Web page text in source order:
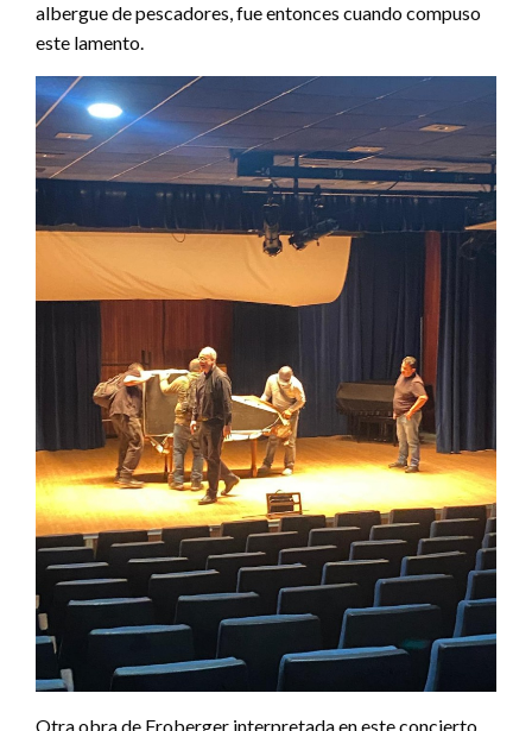
albergue de pescadores, fue entonces cuando compuso
este lamento.
Otra obra de Froberger interpretada en este concierto